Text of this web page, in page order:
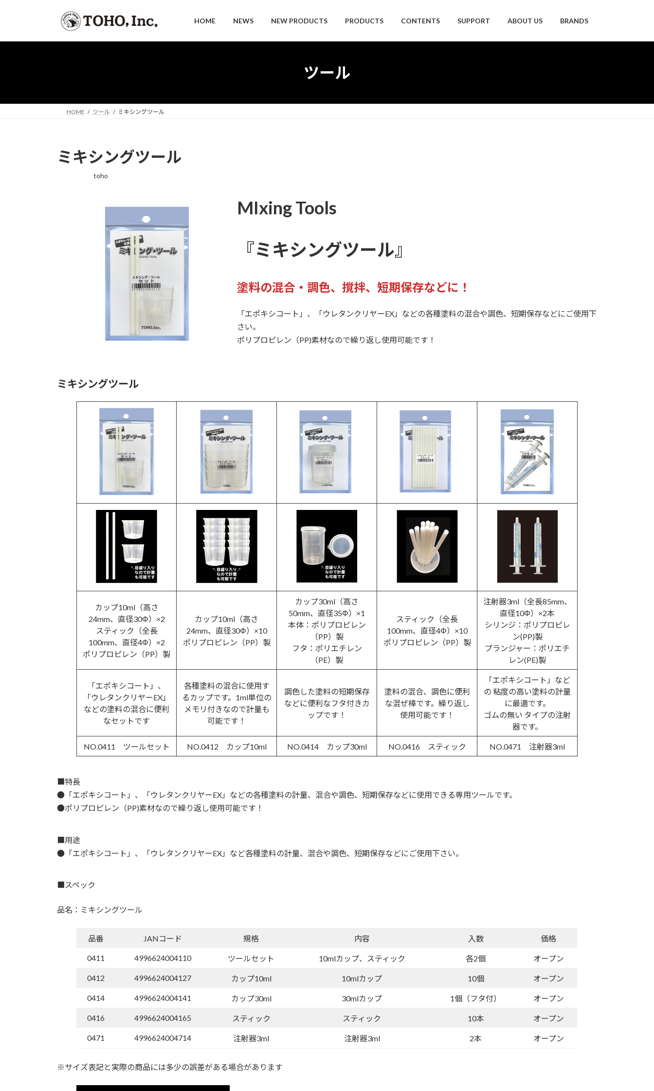
ン
ー
HOME NEWS NEW PRODUCTS PRODUCTS CONTENTS SUPPORT ABOUT US BRANDS
ツール
HOME ツール ミキシングツール
ミキシングツール
最toho
MIxing Tools
『ミキシングツール』
塗料の混合・調色、撹拌、短期保存などに！
「エポキシコート」、「ウレタンクリヤーEX」などの各種塗料の混合や調色、短期保存などにご使用下
さい。
ポリプロピレン（PP)素材なので繰り返し使用可能です！
ミキシングツール
カップ10ml（高さ
24mm、直径30Φ）×2
スティック（全長
100mm、直径4Φ）×2
ポリプロピレン（PP）製
カップ10ml（高さ
24mm、直径30Φ）×10
ポリプロピレン（PP）製
カップ30ml（高さ
50mm、直径35Φ）×1
本体：ポリプロピレン
（PP）製
フタ：ポリエチレン
（PE）製
スティック（全長
100mm、直径4Φ）×10
ポリプロピレン（PP）製
注射器3ml（全長85mm、
直径10Φ）×2本
シリンジ：ポリプロピレ
ン(PP)製
プランジャー：ポリエチ
レン(PE)製
「エポキシコート」、
「ウレタンクリヤーEX」
などの塗料の混合に便利
なセットです
各種塗料の混合に使用す
るカップです。1ml単位の
メモリ付きなので計量も
可能です！
調色した塗料の短期保存
などに便利なフタ付きカ
ップです！
塗料の混合、調色に便利
な混ぜ棒です。繰り返し
使用可能です！
「エポキシコート」など
の 粘度の高い塗料の計量
に最適です。
ゴムの無い タイプの注射
器です。
NO.0411 ツールセット NO.0412 カップ10ml NO.0414 カップ30ml NO.0416 スティック NO.0471 注射器3ml
■特長
●「エポキシコート」、「ウレタンクリヤーEX」などの各種塗料の計量、混合や調色、短期保存などに使用できる専用ツールです。
●ポリプロピレン（PP)素材なので繰り返し使用可能です！
■用途
●「エポキシコート」、「ウレタンクリヤーEX」など各種塗料の計量、混合や調色、短期保存などにご使用下さい。
■スペック
品名：ミキシングツール
品番 JANコード 規格 内容 入数 価格
0411 4996624004110 ツールセット 10mlカップ、スティック 各2個 オープン
0412 4996624004127 カップ10ml 10mlカップ 10個 オープン
0414 4996624004141 カップ30ml 30mlカップ 1個（フタ付） オープン
0416 4996624004165 スティック スティック 10本 オープン
0471 4996624004714 注射器3ml 注射器3ml 2本 オープン
※サイズ表記と実際の商品には多少の誤差がある場合があります